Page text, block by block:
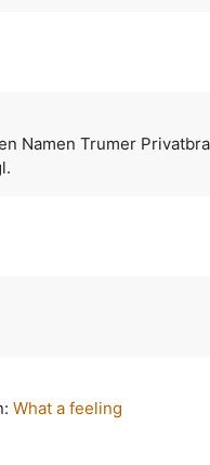
Namen Trumer
What a feeling